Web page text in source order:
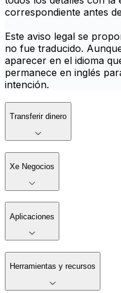
correspondiente antes
Este aviso legal se
no fue traducido.
aparecer en el idioma
permanece en inglés
intención.
Transferir dinero
Xe Negocios
Aplicaciones
Herramientas y recursos